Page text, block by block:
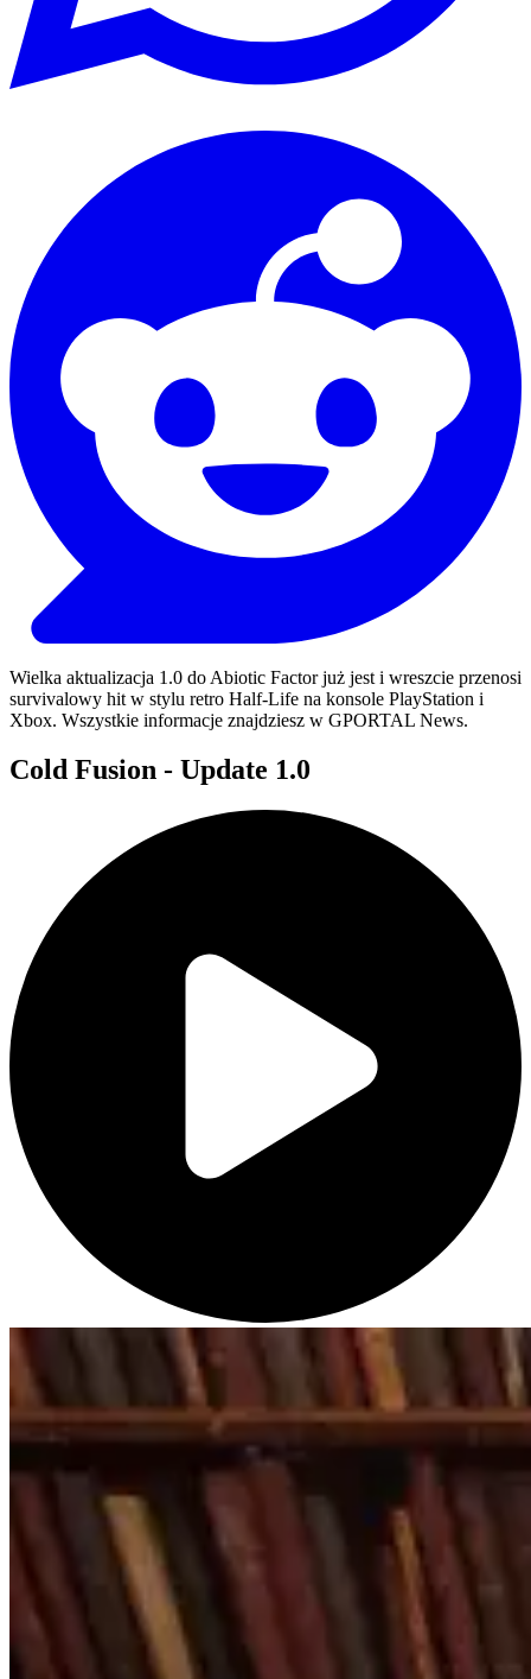
Wielka aktualizacja 1.0 do Abiotic Factor już jest i wreszcie przenosi
survivalowy hit w stylu retro Half-Life na konsole PlayStation i
Xbox. Wszystkie informacje znajdziesz w GPORTAL News.
Cold Fusion - Update 1.0